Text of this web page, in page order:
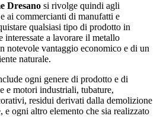
Dresano si rivolge quindi agli
ai commercianti di manufatti e
qualsiasi tipo di prodotto in
interessate a lavorare il metallo
notevole vantaggio economico e di un
naturale.
ogni genere di prodotto e di
e motori industriali, tubature,
residui derivati dalla demolizione
e ogni altro elemento che sia realizzato